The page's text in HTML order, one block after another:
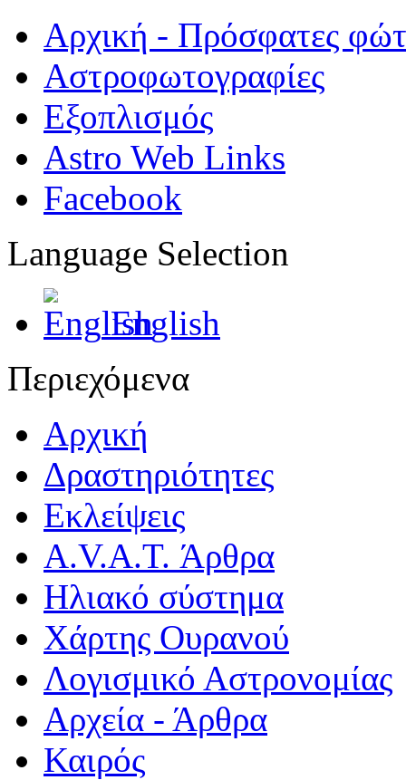
Αρχική - Πρόσφατες
Αστροφωτογραφίες
Εξοπλισμός
Astro Web Links
Facebook
Language Selection
English
Περιεχόμενα
Αρχική
Δραστηριότητες
Εκλείψεις
A.V.A.T. Άρθρα
Ηλιακό σύστημα
Χάρτης Ουρανού
Λογισμικό Αστρoνομίας
Αρχεία - Άρθρα
Καιρός